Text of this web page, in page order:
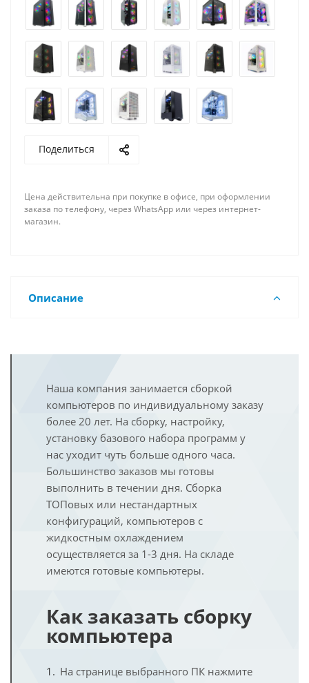
Поделиться
Цена действительна при покупке в офисе, при оформлении
заказа по телефону, через WhatsApp или через интернет-
магазин.
Описание
Наша компания занимается сборкой
компьютеров по индивидуальному заказу
более 20 лет. На сборку, настройку,
установку базового набора программ у
нас уходит чуть больше одного часа.
Большинство заказов мы готовы
выполнить в течении дня. Сборка
ТОПовых или нестандартных
конфигураций, компьютеров с
жидкостным охлаждением
осуществляется за 1-3 дня. На складе
имеются готовые компьютеры.
Как заказать сборку
компьютера
На странице выбранного ПК нажмите